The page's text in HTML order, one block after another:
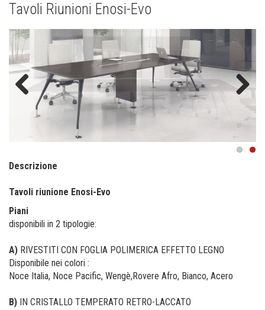
Tavoli Riunioni Enosi-Evo
Previous
Descrizione
Tavoli riunione Enosi-Evo
Piani
disponibili in 2 tipologie:
A) RIVESTITI CON FOGLIA POLIMERICA EFFETTO LEGNO
Disponibile nei colori :
Noce Italia, Noce Pacific, Wengè,Rovere Afro, Bianco, Acero
B) IN CRISTALLO TEMPERATO RETRO-LACCATO